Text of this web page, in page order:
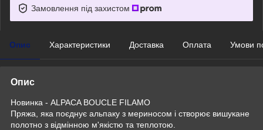
Замовлення під захистом
Опис Характеристики Доставка Оплата Умови
Опис
Новинка - ALPACA BOUCLE FILAMO
Пряжа, яка поєднує альпаку з мериносом і створює вишукане
полотно з відмінною м'якістю та теплотою.